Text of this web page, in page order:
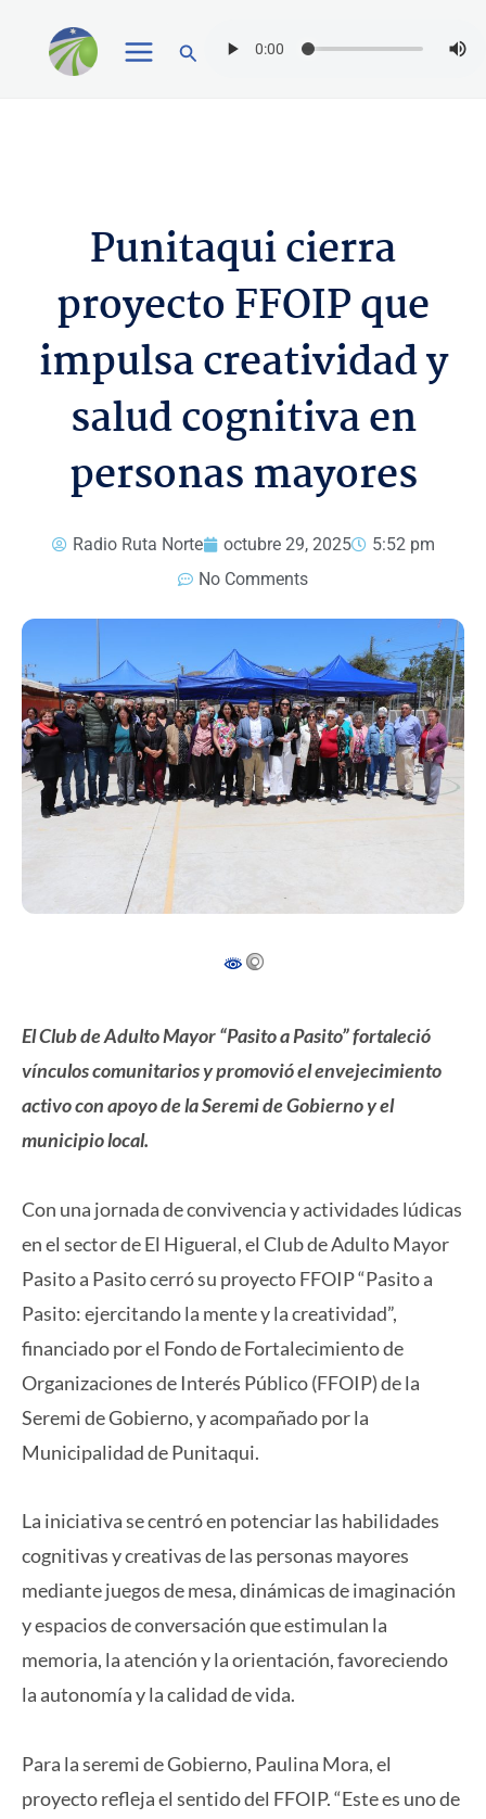
Buscar
Punitaqui cierra
proyecto FFOIP que
impulsa creatividad y
salud cognitiva en
personas mayores
Radio Ruta Norte octubre 29, 2025
5:52 pm
No Comments
El Club de Adulto Mayor “Pasito a Pasito” fortaleció
vínculos comunitarios y promovió el envejecimiento
activo con apoyo de la Seremi de Gobierno y el
municipio local.
Con una jornada de convivencia y actividades lúdicas
en el sector de El Higueral, el Club de Adulto Mayor
Pasito a Pasito cerró su proyecto FFOIP “Pasito a
Pasito: ejercitando la mente y la creatividad”,
financiado por el Fondo de Fortalecimiento de
Organizaciones de Interés Público (FFOIP) de la
Seremi de Gobierno, y acompañado por la
Municipalidad de Punitaqui.
La iniciativa se centró en potenciar las habilidades
cognitivas y creativas de las personas mayores
mediante juegos de mesa, dinámicas de imaginación
y espacios de conversación que estimulan la
memoria, la atención y la orientación, favoreciendo
la autonomía y la calidad de vida.
Para la seremi de Gobierno, Paulina Mora, el
proyecto refleja el sentido del FFOIP. “Este es uno de